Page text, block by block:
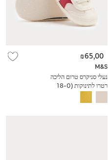
M&S
נעלי סניקרס טרום הליכה
רטרו לתינוקות (0-‏18
חודשים)
₪65,00